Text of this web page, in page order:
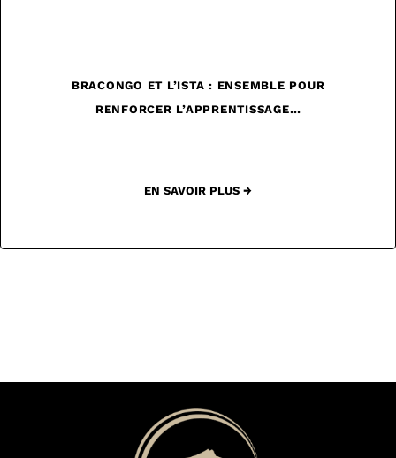
BRACONGO ET L’ISTA : ENSEMBLE POUR
RENFORCER L’APPRENTISSAGE…
EN SAVOIR PLUS →